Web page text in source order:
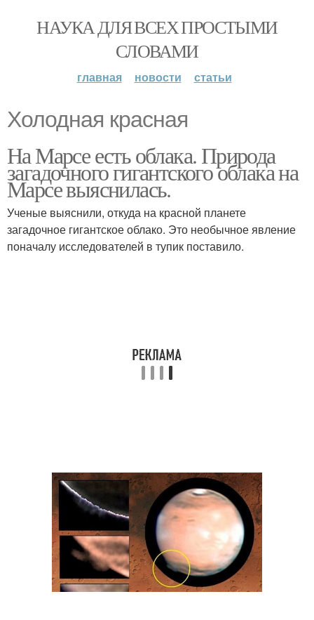
НАУКА ДЛЯ ВСЕХ ПРОСТЫМИ
СЛОВАМИ
главная новости статьи
Холодная красная
На Марсе есть облака. Природа
загадочного гигантского облака на
Марсе выяснилась.
Ученые выяснили, откуда на красной планете
загадочное гигантское облако. Это необычное явление
поначалу исследователей в тупик поставило.